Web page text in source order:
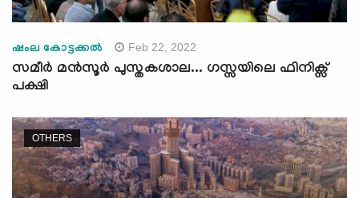
ഷംല കോട്ടക്കല്‍ Feb 22, 2022
സമീര്‍ മന്‍സൂര്‍ പുസ്തകശാല... ഗസ്സയിലെ ഫിനിക്സ്
പക്ഷി
OTHERS